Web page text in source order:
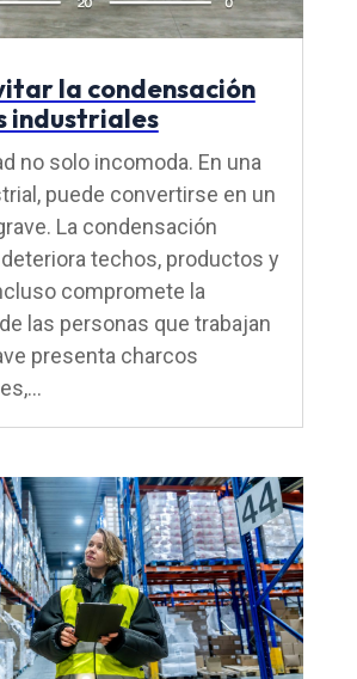
la condensación
industriales
no solo incomoda. En una
puede convertirse en un
La condensación
techos, productos y
compromete la
las personas que trabajan
presenta charcos